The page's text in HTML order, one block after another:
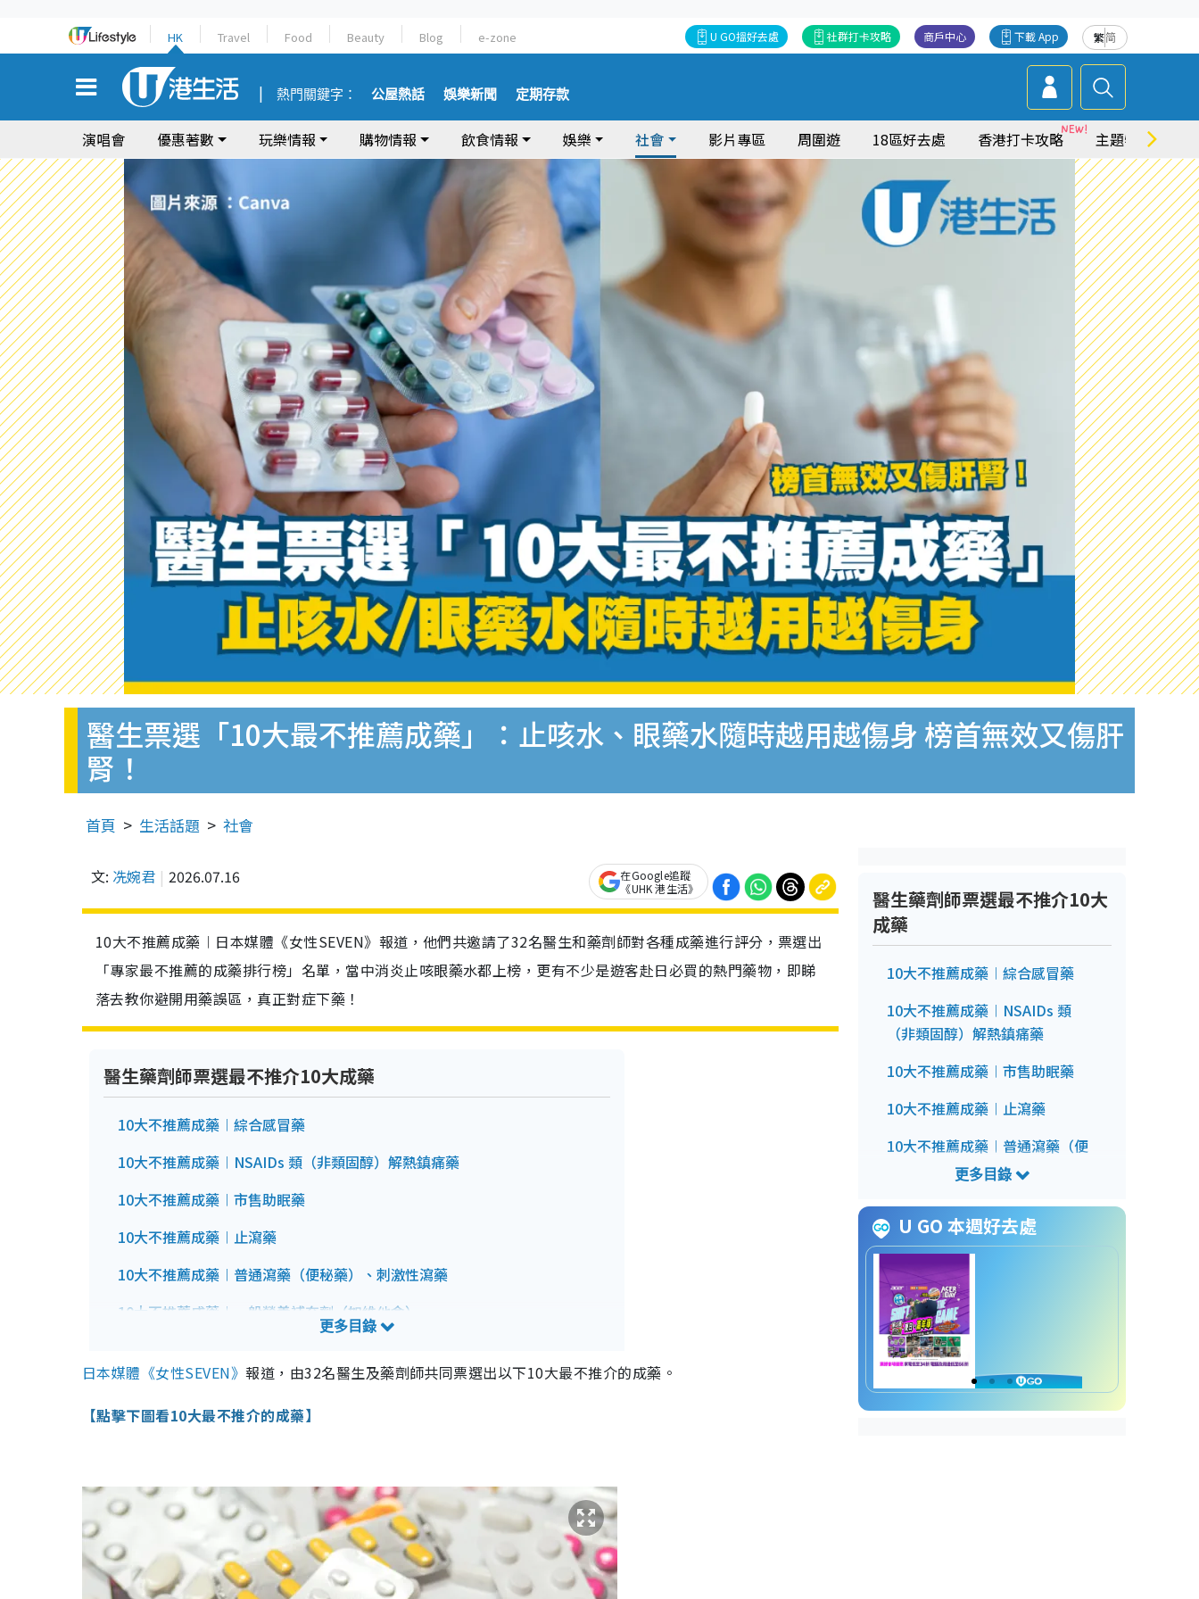
HK Travel Food Beauty Blog e-zone 繁简
下載 App
商戶中心
社群打卡攻略
U GO搵好去處
熱門關鍵字： 公屋熱話 娛樂新聞 定期存款
演唱會 優惠著數 玩樂情報 購物情報 飲食情報 娛樂 社會 影片專區 周圍遊 18區好去處 香港打卡攻略 主題特集
醫生票選「10大最不推薦成藥」：止咳水、眼藥水隨時越用越傷身 榜首無效又傷肝
腎！
首頁 生活話題 社會
文: 冼婉君 2026.07.16
在Google追蹤
《UHK 港生活》
10大不推薦成藥︱日本媒體《女性SEVEN》報道，他們共邀請了32名醫生和藥劑師對各種成藥進行評分，票選出
「專家最不推薦的成藥排行榜」名單，當中消炎止咳眼藥水都上榜，更有不少是遊客赴日必買的熱門藥物，即睇
落去教你避開用藥誤區，真正對症下藥！
醫生藥劑師票選最不推介10大成藥
10大不推薦成藥︱綜合感冒藥
10大不推薦成藥︱NSAIDs 類（非類固醇）解熱鎮痛藥
10大不推薦成藥︱市售助眠藥
10大不推薦成藥︱止瀉藥
10大不推薦成藥︱普通瀉藥（便秘藥）、刺激性瀉藥
10大不推薦成藥︱一般營養補充劑（如維他命）
10大不推薦成藥︱抗充血（去紅筋）眼藥水
10大不推薦成藥︱一般止咳藥水
10大不推薦成藥︱哪些藥「可以安全服用」？
10大不推薦成藥︱3大用藥法則
日本媒體《女性SEVEN》報道，由32名醫生及藥劑師共同票選出以下10大最不推介的成藥。
【點擊下圖看10大最不推介的成藥】
醫生藥劑師票選最不推介10大
成藥
10大不推薦成藥︱綜合感冒藥
10大不推薦成藥︱NSAIDs 類
（非類固醇）解熱鎮痛藥
10大不推薦成藥︱市售助眠藥
10大不推薦成藥︱止瀉藥
10大不推薦成藥︱普通瀉藥（便
秘藥）、刺激性瀉藥
10大不推薦成藥︱一般營養補充
劑（如維他命）
10大不推薦成藥︱含軟骨成分的
止痛藥（如葡萄糖胺、軟骨素）
10大不推薦成藥︱抗充血（去紅
筋）眼藥水
10大不推薦成藥︱一般止咳藥水
U GO 本週好去處